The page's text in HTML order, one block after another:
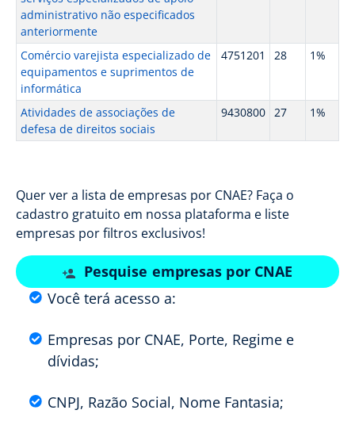
administrativo não especificados
anteriormente
Comércio varejista especializado de
equipamentos e suprimentos de
informática
4751201 28 1%
Atividades de associações de
defesa de direitos sociais
9430800 27 1%
Quer ver a lista de empresas por CNAE? Faça o
cadastro gratuito em nossa plataforma e liste
empresas por filtros exclusivos!
Pesquise empresas por CNAE
Você terá acesso a:
Empresas por CNAE, Porte, Regime e
dívidas;
CNPJ, Razão Social, Nome Fantasia;